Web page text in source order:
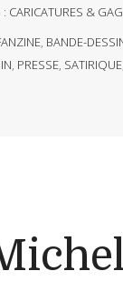
: CARICATURES &
, BANDE-
, PRESSE, SATIRIQUE,